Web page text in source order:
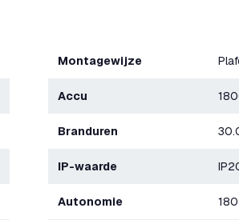
Montagewijze
Accu
Branduren
IP-waarde
Autonomie